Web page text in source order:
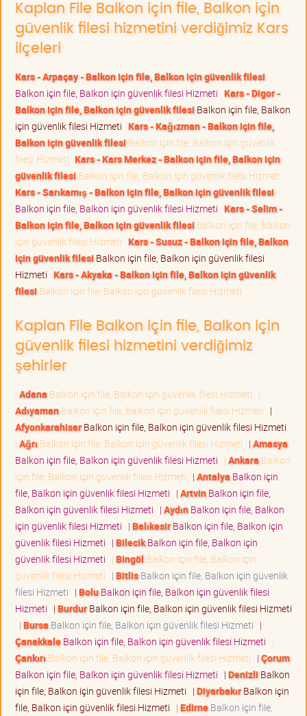
Kaplan File Balkon için file, Balkon için
güvenlik filesi hizmetini verdiğimiz Kars
ilçeleri
Kars - Arpaçay - Balkon için file, Balkon için güvenlik filesi
Balkon için file, Balkon için güvenlik filesi Hizmeti Kars - Digor -
Balkon için file, Balkon için güvenlik filesi Balkon için file, Balkon
için güvenlik filesi Hizmeti Kars - Kağızman - Balkon için file,
Balkon için güvenlik filesi Balkon için file, Balkon için güvenlik
filesi Hizmeti Kars - Kars Merkez - Balkon için file, Balkon için
güvenlik filesi Balkon için file, Balkon için güvenlik filesi Hizmeti
Kars - Sarıkamış - Balkon için file, Balkon için güvenlik filesi
Balkon için file, Balkon için güvenlik filesi Hizmeti Kars - Selim -
Balkon için file, Balkon için güvenlik filesi Balkon için file, Balkon
için güvenlik filesi Hizmeti Kars - Susuz - Balkon için file, Balkon
için güvenlik filesi Balkon için file, Balkon için güvenlik filesi
Hizmeti Kars - Akyaka - Balkon için file, Balkon için güvenlik
filesi Balkon için file, Balkon için güvenlik filesi Hizmeti
Kaplan File Balkon için file, Balkon için
güvenlik filesi hizmetini verdiğimiz
şehirler
| Adana Balkon için file, Balkon için güvenlik filesi Hizmeti |
AdıyamanBalkon için file, Balkon için güvenlik filesi Hizmeti |
AfyonkarahisarBalkon için file, Balkon için güvenlik filesi Hizmeti
| Ağrı Balkon için file, Balkon için güvenlik filesi Hizmeti | Amasya
Balkon için file, Balkon için güvenlik filesi Hizmeti | Ankara Balkon
için file, Balkon için güvenlik filesi Hizmeti | Antalya Balkon için
file, Balkon için güvenlik filesi Hizmeti | ArtvinBalkon için file,
Balkon için güvenlik filesi Hizmeti | AydınBalkon için file, Balkon
için güvenlik filesi Hizmeti | BalıkesirBalkon için file, Balkon için
güvenlik filesi Hizmeti | BilecikBalkon için file, Balkon için
güvenlik filesi Hizmeti | Bingöl Balkon için file, Balkon için
güvenlik filesi Hizmeti | BitlisBalkon için file, Balkon için güvenlik
filesi Hizmeti | BoluBalkon için file, Balkon için güvenlik filesi
Hizmeti | BurdurBalkon için file, Balkon için güvenlik filesi Hizmeti
| Bursa Balkon için file, Balkon için güvenlik filesi Hizmeti |
ÇanakkaleBalkon için file, Balkon için güvenlik filesi Hizmeti |
Çankırı Balkon için file, Balkon için güvenlik filesi Hizmeti | Çorum
Balkon için file, Balkon için güvenlik filesi Hizmeti | Denizli Balkon
için file, Balkon için güvenlik filesi Hizmeti | DiyarbakırBalkon için
file, Balkon için güvenlik filesi Hizmeti | EdirneBalkon için file,